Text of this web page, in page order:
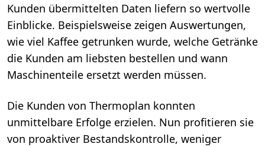
Kunden übermittelten Daten liefern so wertvolle
Einblicke. Beispielsweise zeigen Auswertungen,
wie viel Kaffee getrunken wurde, welche Getränke
die Kunden am liebsten bestellen und wann
Maschinenteile ersetzt werden müssen.
Die Kunden von Thermoplan konnten
unmittelbare Erfolge erzielen. Nun profitieren sie
von proaktiver Bestandskontrolle, weniger